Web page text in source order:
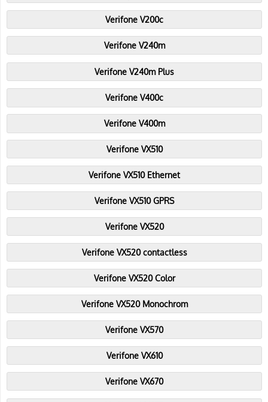
Verifone V200c
Verifone V240m
Verifone V240m Plus
Verifone V400c
Verifone V400m
Verifone VX510
Verifone VX510 Ethernet
Verifone VX510 GPRS
Verifone VX520
Verifone VX520 contactless
Verifone VX520 Color
Verifone VX520 Monochrom
Verifone VX570
Verifone VX610
Verifone VX670